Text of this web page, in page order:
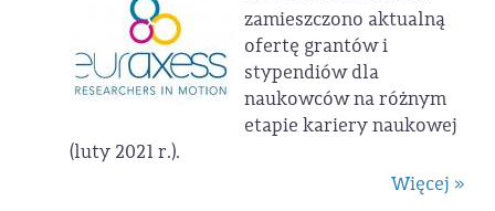
zamieszczono aktualną
ofertę grantów i
stypendiów dla
naukowców na różnym
etapie kariery naukowej
(luty 2021 r.).
Więcej »